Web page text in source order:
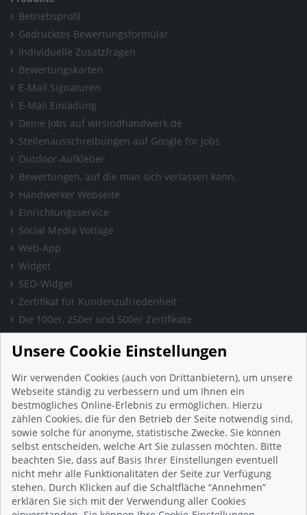
Betriebsprofil
Gedrucktes Bewertungsformular
Individuelle Zusatzfragen
Bewertungskarten
E-Mail Signaturen
E-Mail Einladung
Deine Jobs auf wirsindhandwerk.de
Stellenausschreibungen auf Google for Jobs
Outdoor-Aufkleber
Bewertungen, auf die man sich verlassen kann.
Handwerker Webseite
Einrichtungsservice
Social Media Vorlage
Web-App
Widget
SEO-Widget
Zertifikat für Kundenzufriedenheit
Die 100er, 250er und 500er Zertifikate
Presse & Wissen
Presse und Informationen
Blog
Häufig gestellte Fragen (FAQ)
Studie: Digitalisierungsbarometer
Initiative gegen Fake-Bewertungen
Kunden Informationen
Beratungsgespräch vereinbaren
Impressum
Datenschutz
Unsere Cookie Einstellungen
Wir verwenden Cookies (auch von Drittanbietern), um unsere
Webseite ständig zu verbessern und um Ihnen ein
bestmögliches Online-Erlebnis zu ermöglichen. Hierzu
zählen Cookies, die für den Betrieb der Seite notwendig sind,
sowie solche für anonyme, statistische Zwecke. Sie können
selbst entscheiden, welche Art Sie zulassen möchten. Bitte
beachten Sie, dass auf Basis Ihrer Einstellungen eventuell
nicht mehr alle Funktionalitäten der Seite zur Verfügung
stehen. Durch Klicken auf die Schaltfläche “Annehmen”
erklären Sie sich mit der Verwendung aller Cookies